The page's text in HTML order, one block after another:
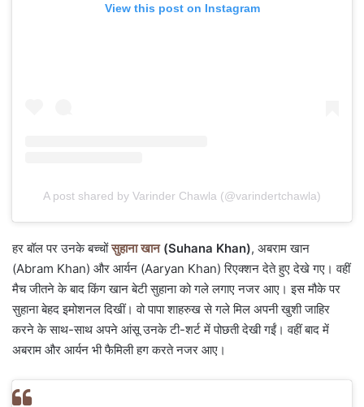
View this post on Instagram
A post shared by Varinder Chawla (@varindertchawla)
हर बॉल पर उनके बच्चोंसुहाना खान(Suhana Khan), अबराम खान
(Abram Khan) और आर्यन (Aaryan Khan) रिएक्शन देते हुए देखे गए। वहीं
मैच जीतने के बाद किंग खान बेटी सुहाना को गले लगाए नजर आए। इस मौके पर
सुहाना बेहद इमोशनल दिखीं। वो पापा शाहरुख से गले मिल अपनी खुशी जाहिर
करने के साथ-साथ अपने आंसू उनके टी-शर्ट में पोछती देखी गईं। वहीं बाद में
अबराम और आर्यन भी फैमिली हग करते नजर आए।